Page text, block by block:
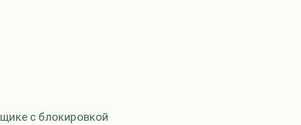
с блокировкой